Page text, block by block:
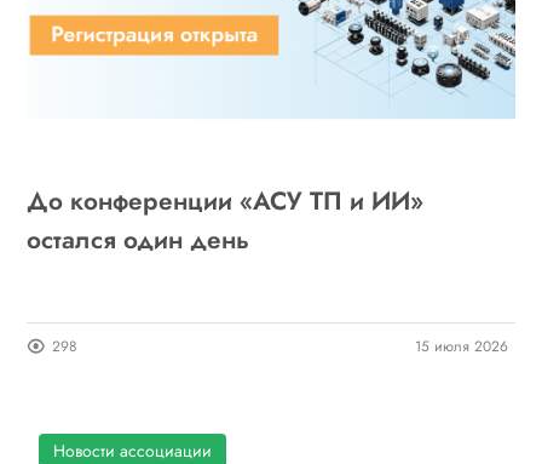
До конференции «АСУ ТП и ИИ»
остался один день
298 15 июля 2026
Новости ассоциации